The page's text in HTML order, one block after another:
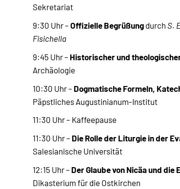
Sekretariat
9:30 Uhr –Offizielle Begrüßungdurch S.
Fisichella
9:45 Uhr – Historischer und
Archäologie
10:30 Uhr – Dogmatische Formeln,
Päpstliches Augustinianum-Institut
11:30 Uhr – Kaffeepause
11:30 Uhr – Die Rolle der Liturgie in der
Salesianische Universität
12:15 Uhr – Der Glaube von Nicäa und
Dikasterium für die Ostkirchen